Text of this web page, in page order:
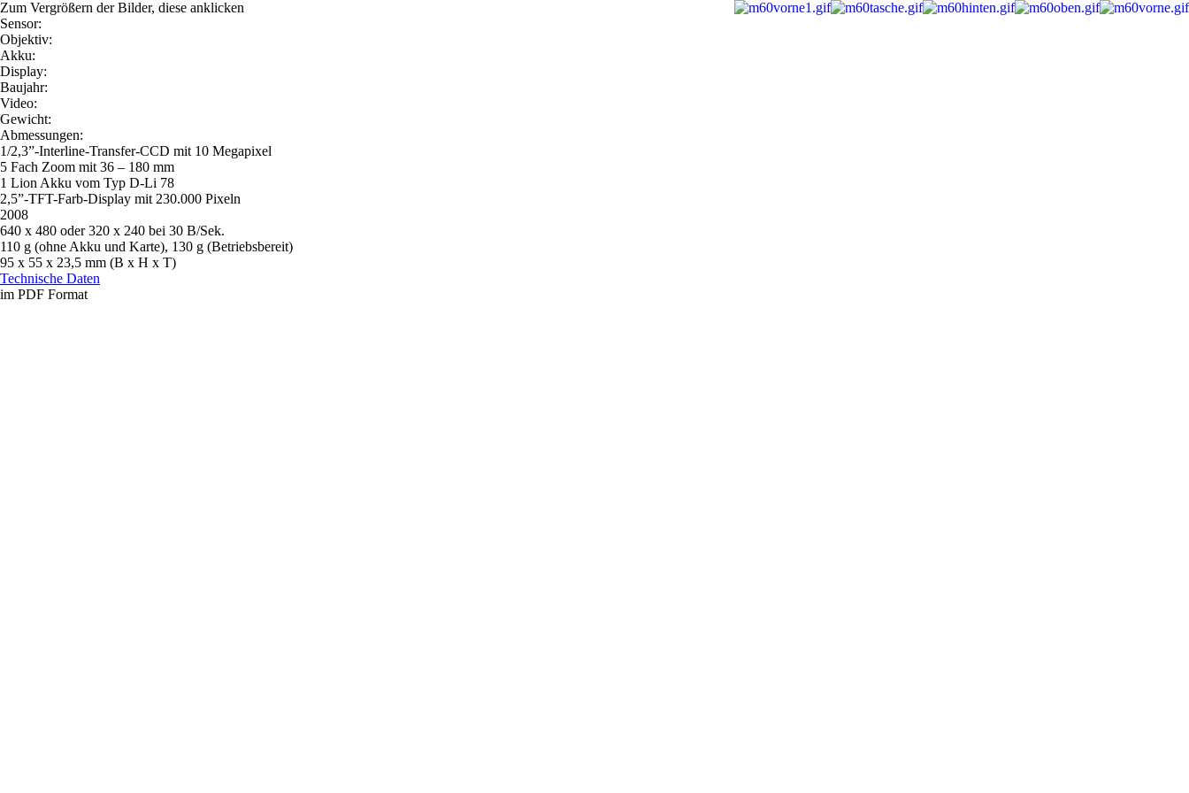
Zum Vergrößern der Bilder, diese anklicken
Sensor:
Objektiv:
Akku:
Display:
Baujahr:
Video:
Gewicht:
Abmessungen:
1/2,3”-Interline-Transfer-CCD mit 10 Megapixel
5 Fach Zoom mit 36 – 180 mm
1 Lion Akku vom Typ D-Li 78
2,5”-TFT-Farb-Display mit 230.000 Pixeln
2008
640 x 480 oder 320 x 240 bei 30 B/Sek.
110 g (ohne Akku und Karte), 130 g (Betriebsbereit)
95 x 55 x 23,5 mm (B x H x T)
Technische Daten
im PDF Format